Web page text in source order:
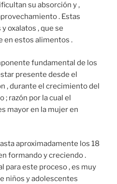
su absorción y ,
. Estas
oxalatos , que se
en estos alimentos .
fundamental de los
presente desde el
, durante el crecimiento del
razón por la cual el
mayor en la mujer en
aproximadamente los 18
formando y creciendo .
para este proceso , es muy
niños y adolescentes